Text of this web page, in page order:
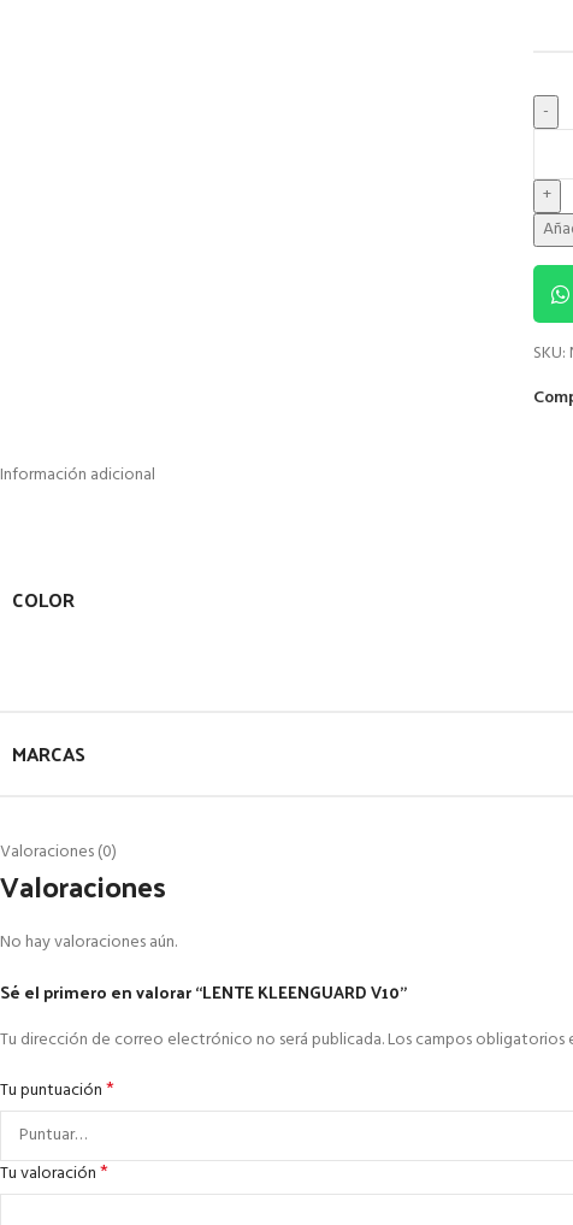
SKU:
Información adicional
COLOR
MARCAS
Valoraciones (0)
Valoraciones
No hay valoraciones aún.
Sé el primero en valorar “LENTE KLEENGUARD V10”
Tu dirección de correo electrónico no será publicada.Los campos obligatorios
Tu puntuación*
Tu valoración*